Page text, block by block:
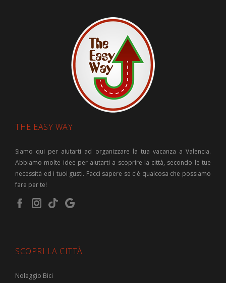
THE EASY WAY
Siamo qui per aiutarti ad organizzare la tua vacanza a Valencia.
Abbiamo molte idee per aiutarti a scoprire la città, secondo le tue
necessità ed i tuoi gusti. Facci sapere se c'è qualcosa che possiamo
fare per te!
SCOPRI LA CITTÀ
Noleggio Bici